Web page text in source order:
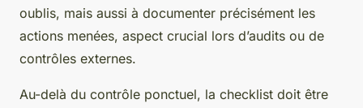
oublis, mais aussi à documenter précisément les
actions menées, aspect crucial lors d’audits ou de
contrôles externes.
Au-delà du contrôle ponctuel, la checklist doit être